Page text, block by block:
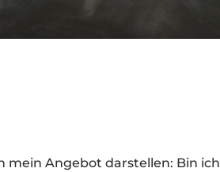
mein Angebot darstellen: Bin